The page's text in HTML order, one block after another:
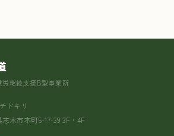
継続支援B型事業所
ドキリ
木市本町5-17-39 3F・4F